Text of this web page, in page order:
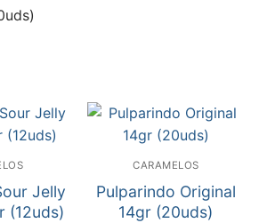
Jelly
(12uds)
CARAMELOS
Pulparindo Original
14gr (20uds)